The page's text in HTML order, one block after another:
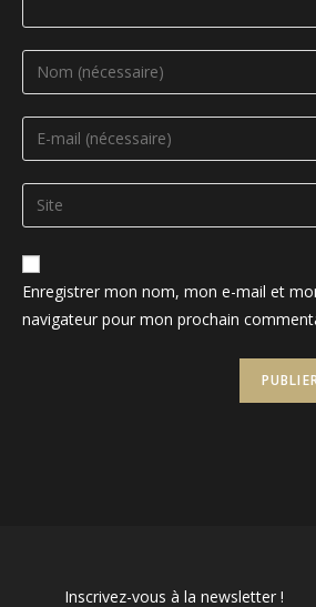
Enter
your
name
comment
Enter
your
email
address
comment
Saisir
l’URL
de
votre
(facultatif)
Enregistrer mon nom, mon e-mail et
navigateur pour mon prochain
Inscrivez-vous à la newsletter !